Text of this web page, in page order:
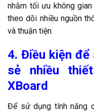
nhằm tối ưu không
theo dõi nhiều nguồn
và thuận tiện.
4. Điều kiện để
sẻ nhiều
XBoard
Để sử dụng tính năng